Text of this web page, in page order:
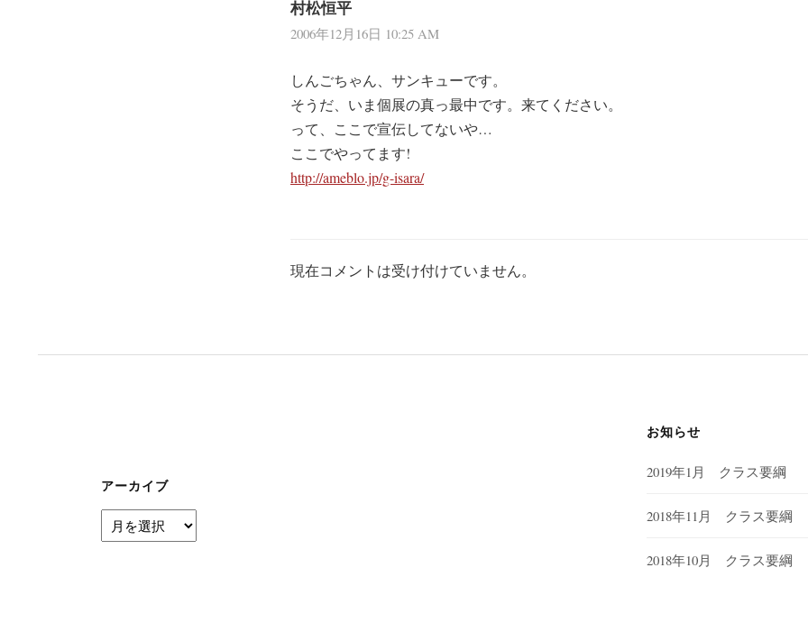
村松恒平
2006年12月16日 10:25 AM
しんごちゃん、サンキューです。
そうだ、いま個展の真っ最中です。来てください。
って、ここで宣伝してないや…
ここでやってます!
http://ameblo.jp/g-isara/
現在コメントは受け付けていません。
アーカイブ
ー
お知らせ
2019年1月 クラス要綱
2018年11月 クラス要綱
2018年10月 クラス要綱